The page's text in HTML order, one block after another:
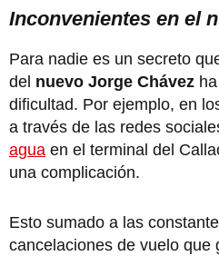
Inconvenientes en el
Para nadie es un secreto
del nuevo Jorge Chávez
dificultad. Por ejemplo, en
a través de las redes
agua en el terminal del
una complicación.
Esto sumado a las
cancelaciones de vuelo que